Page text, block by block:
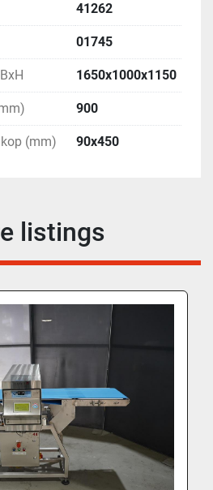
41262
01745
1650x1000x1150
900
(mm) 90x450
listings